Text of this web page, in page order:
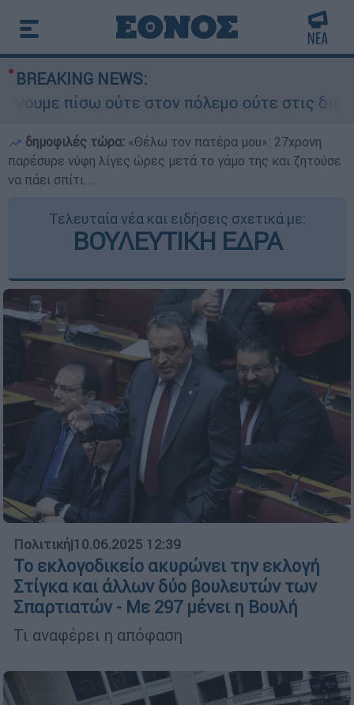
BREAKING NEWS:
ούτε στον πόλεμο ούτε στις
δημοφιλές τώρα: «Θέλω τον πατέρα μου»: 27χρονη
παρέσυρε νύφη λίγες ώρες μετά το γάμο της και ζητούσε
να πάει σπίτι...
Τελευταία νέα και ειδήσεις σχετικά με:
ΒΟΥΛΕΥΤΙΚΗ ΕΔΡΑ
Πολιτική|10.06.2025 12:39
Το εκλογοδικείο ακυρώνει την εκλογή
Στίγκα και άλλων δύο βουλευτών των
Σπαρτιατών - Με 297 μένει η Βουλή
Τι αναφέρει η απόφαση